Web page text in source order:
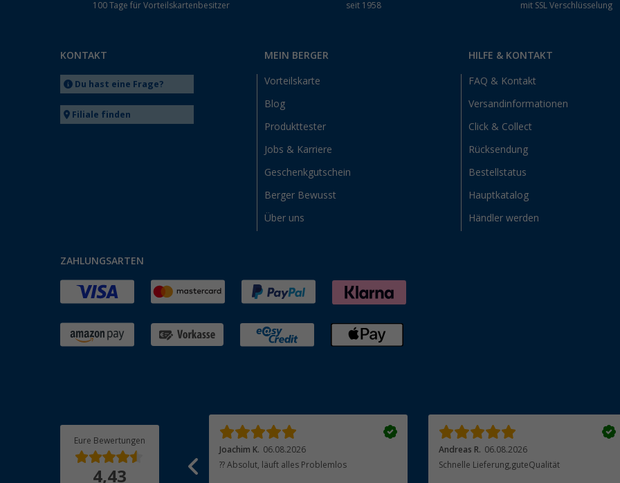
100 Tage für Vorteilskartenbesitzer
seit 1958
mit SSL Verschlüsselung
KONTAKT
Du hast eine Frage?
Filiale finden
MEIN BERGER
Vorteilskarte
Blog
Produkttester
Jobs & Karriere
Geschenkgutschein
Berger Bewusst
Über uns
HILFE & KONTAKT
FAQ & Kontakt
Versandinformationen
Click & Collect
Rücksendung
Bestellstatus
Hauptkatalog
Händler werden
ZAHLUNGSARTEN
Eure Bewertungen
4,43
06.08.2026
Leider fehlen Verlinkungen zu Produkten die
zu dem Artikel passen bzw. weitere
Joachim K. 06.08.2026
?? Absolut, läuft alles Problemlos
Andreas R. 06.08.2026
Schnelle Lieferung,guteQualität